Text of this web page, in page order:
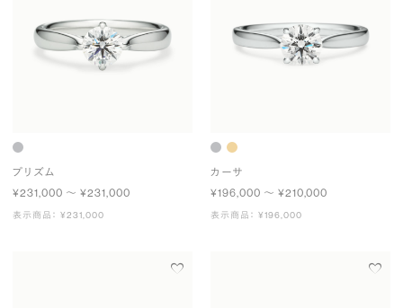
プリズム
¥231,000 〜 ¥231,000
表示商品： ¥231,000
カーサ
¥196,000 〜 ¥210,000
表示商品： ¥196,000